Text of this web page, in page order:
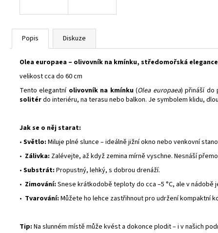
Popis Diskuze
Olea europaea – olivovník na kmínku, středomořská
velikost cca do 60 cm
Tento elegantní olivovník na kmínku(Olea europaea) přináší do
solitérdo interiéru, na terasu nebo balkon. Je symbolem klidu,
Jak se o něj starat:
• Světlo: Miluje plné slunce – ideálně jižní okno nebo venkovní
• Zálivka: Zalévejte, až když zemina mírně vyschne. Nesnáší
• Substrát: Propustný, lehký, s dobrou drenáží.
• Zimování: Snese krátkodobě teploty do cca –5 °C, ale v nádobě
• Tvarování: Můžete ho lehce zastřihnout pro udržení kompaktní
Tip: Na slunném místě může kvést a dokonce plodit – i v našich